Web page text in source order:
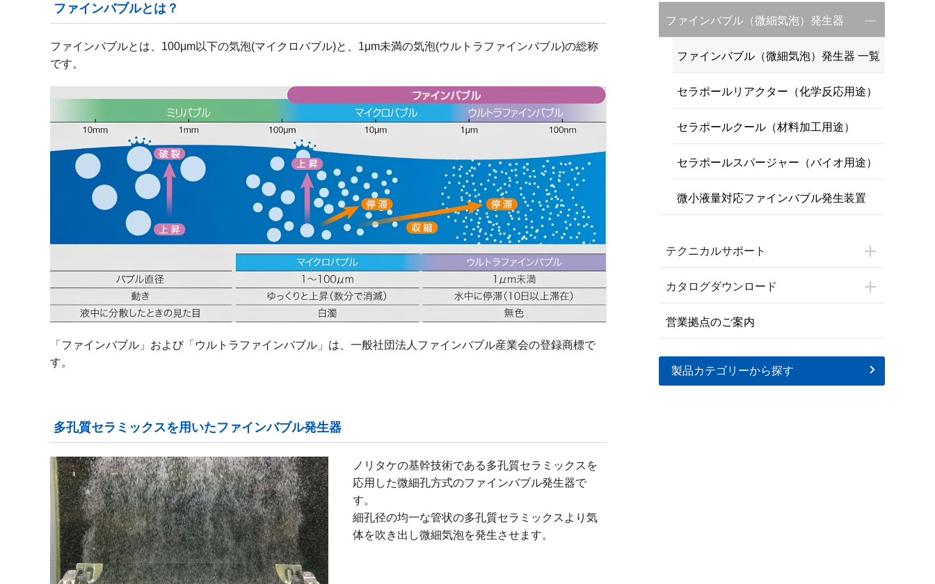
ファインバブル（微細気泡）発生器
ファインバブル（微細気泡）発生器 一覧
セラポールリアクター（化学反応用途）
セラポールクール（材料加工用途）
セラポールスパージャー（バイオ用途）
微小液量対応ファインバブル発生装置
テクニカルサポート
カタログダウンロード
営業拠点のご案内
製品カテゴリーから探す
ファインバブルとは？
ファインバブルとは、100μm以下の気泡(マイクロバブル)と、1μm未満の気泡(ウルトラファインバブル)の総称
です。
「ファインバブル」および「ウルトラファインバブル」は、一般社団法人ファインバブル産業会の登録商標で
す。
多孔質セラミックスを用いたファインバブル発生器
ノリタケの基幹技術である多孔質セラミックスを
応用した微細孔方式のファインバブル発生器で
す。
細孔径の均一な管状の多孔質セラミックスより気
体を吹き出し微細気泡を発生させます。